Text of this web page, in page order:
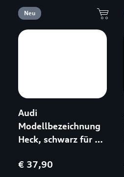
Neu
Audi
Modellbezeichnung
Heck, schwarz für TT
€ 37,90